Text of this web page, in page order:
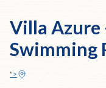
Villa Azure
Swimming
">